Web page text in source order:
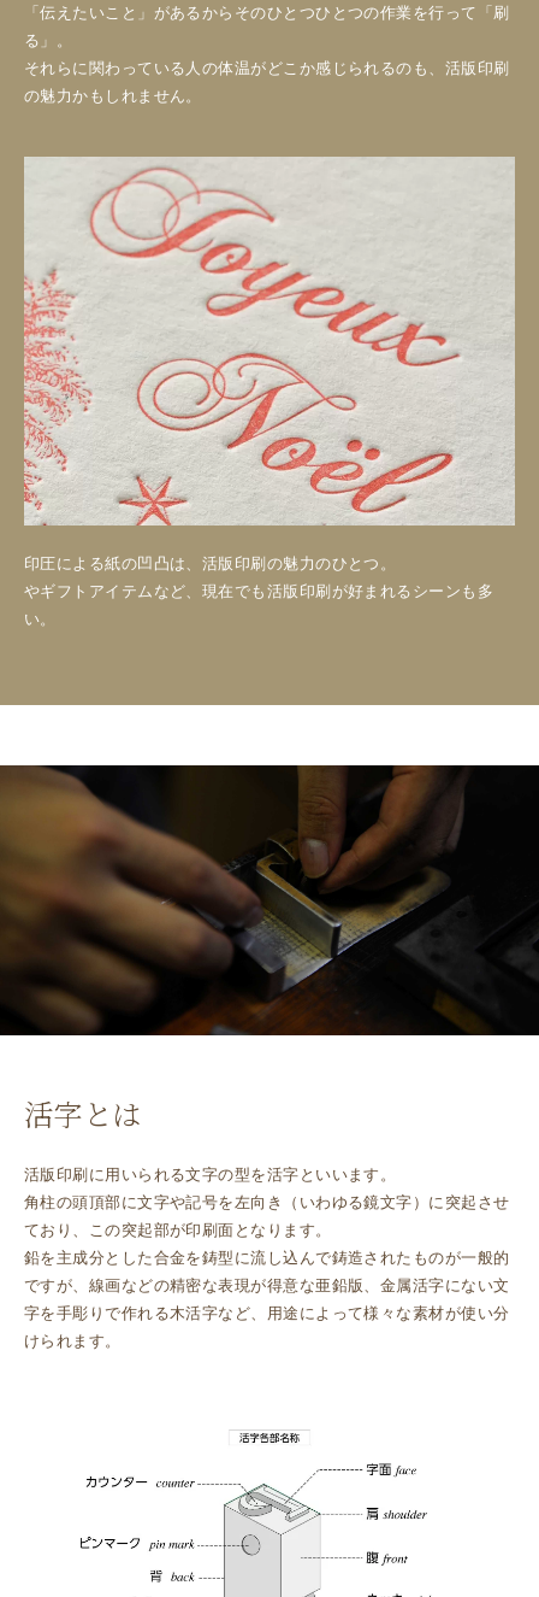
「伝えたいこと」があるからそのひとつひとつの作業を行って「刷
る」。
それらに関わっている人の体温がどこか感じられるのも、活版印刷
の魅力かもしれません。
印圧による紙の凹凸は、活版印刷の魅力のひとつ。
やギフトアイテムなど、現在でも活版印刷が好まれるシーンも多
い。
活字とは
活版印刷に用いられる文字の型を活字といいます。
角柱の頭頂部に文字や記号を左向き（いわゆる鏡文字）に突起させ
ており、この突起部が印刷面となります。
鉛を主成分とした合金を鋳型に流し込んで鋳造されたものが一般的
ですが、線画などの精密な表現が得意な亜鉛版、金属活字にない文
字を手彫りで作れる木活字など、用途によって様々な素材が使い分
けられます。